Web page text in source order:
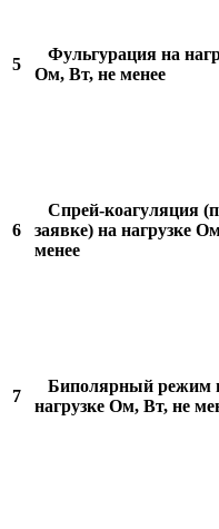
5
Фульгурация на
Ом, Вт, не менее
6
Спрей-коагуляция
заявке) на нагрузке
менее
7
Биполярный режим
нагрузке Ом, Вт, не